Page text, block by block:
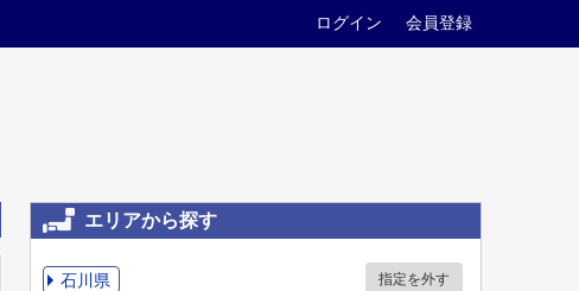
ログイン 会員登録
エリアから探す
石川県 指定を外す